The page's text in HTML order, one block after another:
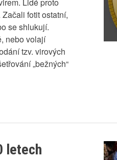
fotit ostatní,
se shlukují.
nebo volají
tzv. virových
„bežných“
letech